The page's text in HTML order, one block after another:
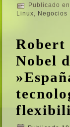
Publicado en
Linux
Negocios
Robert
Nobel